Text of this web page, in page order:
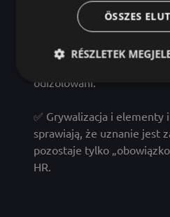
miesiącami na ocenę
Pomaga w komunikacji i
odizolowani.
✅ Grywalizacja i elementy
sprawiają, że uznanie jest
pozostaje tylko
HR.
ÖSSZES
RÉSZLETEK